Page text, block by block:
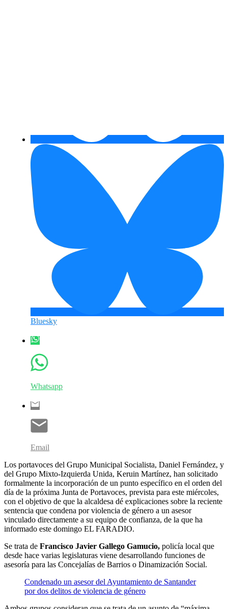
Bluesky
Whatsapp
Email
Los portavoces del Grupo Municipal Socialista, Daniel Fernández, y
del Grupo Mixto-Izquierda Unida, Keruin Martínez, han solicitado
formalmente la incorporación de un punto específico en el orden del
día de la próxima Junta de Portavoces, prevista para este miércoles,
con el objetivo de que la alcaldesa dé explicaciones sobre la reciente
sentencia que condena por violencia de género a un asesor
vinculado directamente a su equipo de confianza, de la que ha
informado este domingo EL FARADIO.
Se trata de Francisco Javier Gallego Gamucio, policía local que
desde hace varias legislaturas viene desarrollando funciones de
asesoría para las Concejalías de Barrios o Dinamización Social.
Condenado un asesor del Ayuntamiento de Santander
por dos delitos de violencia de género